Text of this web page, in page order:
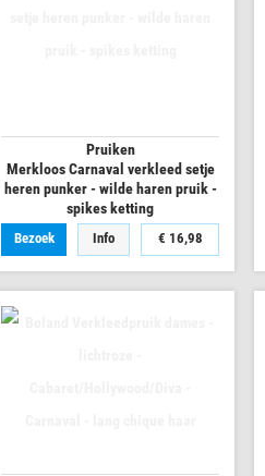
Pruiken
Merkloos Carnaval verkleed setje
heren punker - wilde haren pruik -
spikes ketting
Bezoek Info € 16,98